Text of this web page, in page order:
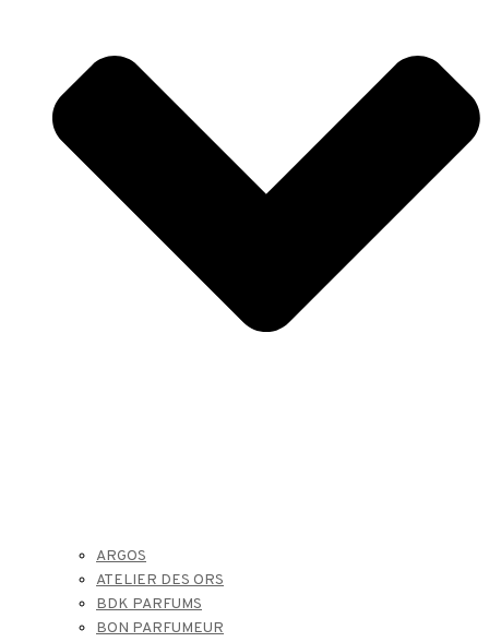
ARGOS
ATELIER DES ORS
BDK PARFUMS
BON PARFUMEUR